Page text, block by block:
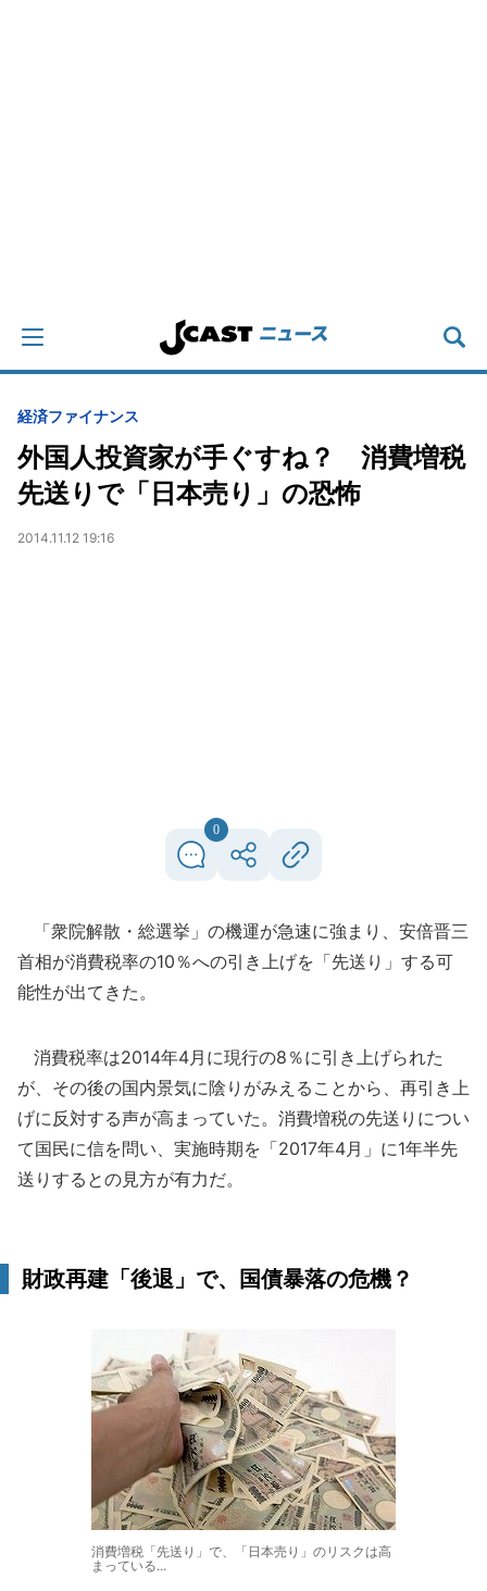
経済ファイナンス
外国人投資家が手ぐすね？ 消費増税
先送りで「日本売り」の恐怖
2014.11.12 19:16
0
「衆院解散・総選挙」の機運が急速に強まり、安倍晋三
首相が消費税率の10％への引き上げを「先送り」する可
能性が出てきた。
消費税率は2014年4月に現行の8％に引き上げられた
が、その後の国内景気に陰りがみえることから、再引き上
げに反対する声が高まっていた。消費増税の先送りについ
て国民に信を問い、実施時期を「2017年4月」に1年半先
送りするとの見方が有力だ。
財政再建「後退」で、国債暴落の危機？
消費増税「先送り」で、「日本売り」のリスクは高
まっている...